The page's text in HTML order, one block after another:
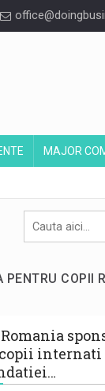
MAJOR
COPII
internati